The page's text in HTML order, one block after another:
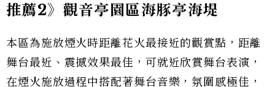
推薦2》觀音亭園區海豚亭海堤
本區為施放煙火時距離花火最接近的觀賞點，距離
舞台最近、震撼效果最佳，可就近欣賞舞台表演，
在煙火施放過程中搭配著舞台音樂，氛圍感極佳，